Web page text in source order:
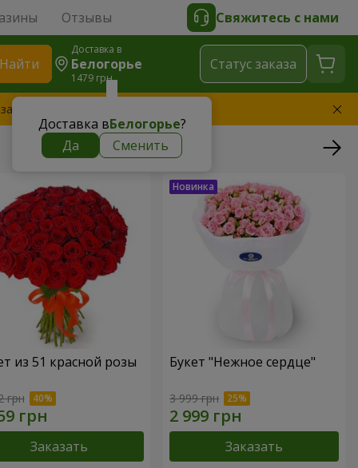
Отзывы Свяжитесь с нами
Найти
Доставка в
Белогорье
1479 грн
Доставка вБелогорье?
Да
Сменить
Cтатус заказа
букет
из 51 красной розы
грн
Заказать
Букет "Нежное сердце"
3 999 грн
Заказать